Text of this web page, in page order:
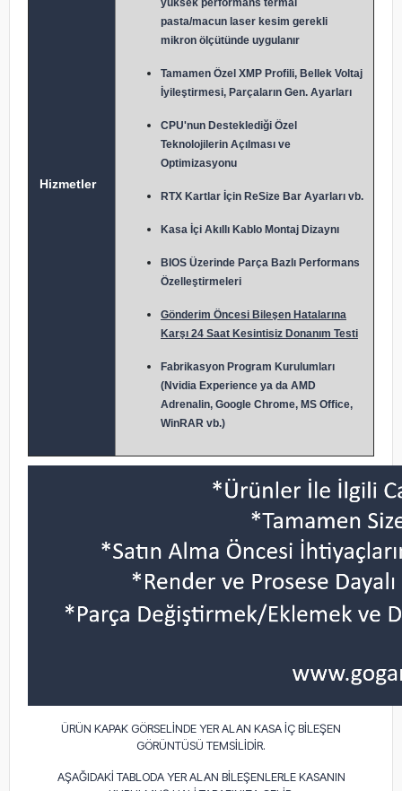
Hizmetler
yüksek performans termal
pasta/macun laser kesim gerekli
mikron ölçütünde uygulanır
Tamamen Özel XMP Profili, Bellek Voltaj
İyileştirmesi, Parçaların Gen. Ayarları
CPU'nun Desteklediği Özel
Teknolojilerin Açılması ve
Optimizasyonu
RTX Kartlar İçin ReSize Bar Ayarları vb.
Kasa İçi Akıllı Kablo Montaj Dizaynı
BIOS Üzerinde Parça Bazlı Performans
Özelleştirmeleri
Gönderim Öncesi Bileşen Hatalarına
Karşı 24 Saat Kesintisiz Donanım Testi
Fabrikasyon Program Kurulumları
(Nvidia Experience ya da AMD
Adrenalin, Google Chrome, MS Office,
WinRAR vb.)
ÜRÜN KAPAK GÖRSELİNDE YER ALAN KASA İÇ BİLEŞEN
GÖRÜNTÜSÜ TEMSİLİDİR.
AŞAĞIDAKİ TABLODA YER ALAN BİLEŞENLERLE KASANIN